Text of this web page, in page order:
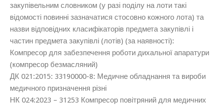
закупівельним словником (у разі поділу на лоти такі
відомості повинні зазначатися стосовно кожного лота) та
назви відповідних класифікаторів предмета закупівлі і
частин предмета закупівлі (лотів) (за наявності):
Компресор для забезпечення роботи дихальної апаратури
(компресор безмасляний)
ДК 021:2015: 33190000-8: Медичне обладнання та вироби
медичного призначення різні
НК 024:2023 – 31253 Компресор повітряний для медичних